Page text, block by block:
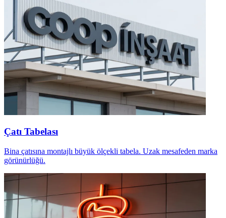
Çatı Tabelası
Bina çatısına montajlı büyük ölçekli tabela. Uzak mesafeden marka
görünürlüğü.